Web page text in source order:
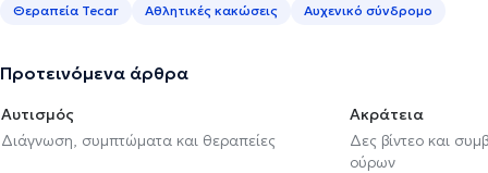
Θεραπεία Tecar Αθλητικές κακώσεις Αυχενικό σύνδρομο
Προτεινόμενα άρθρα
Αυτισμός
Διάγνωση, συμπτώματα και θεραπείες
Ακράτεια
Δες βίντεο και
ούρων